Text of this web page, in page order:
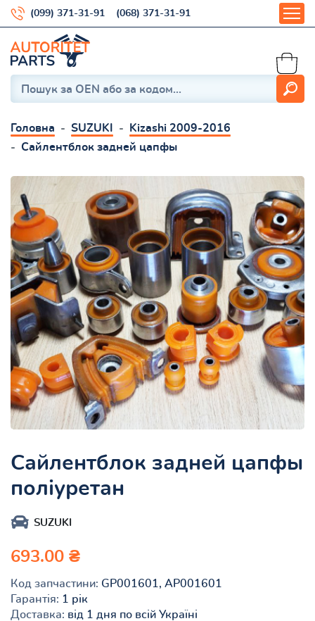
(099) 371-31-91 (068) 371-31-91
Головна SUZUKI
Kizashi 2009-2016
Сайлентблок задней цапфы
Сайлентблок задней цапфы
поліуретан
SUZUKI
693.00 ₴
Код запчастини: GP001601, AP001601
Гарантія: 1 рік
Доставка: від 1 дня по всій Україні